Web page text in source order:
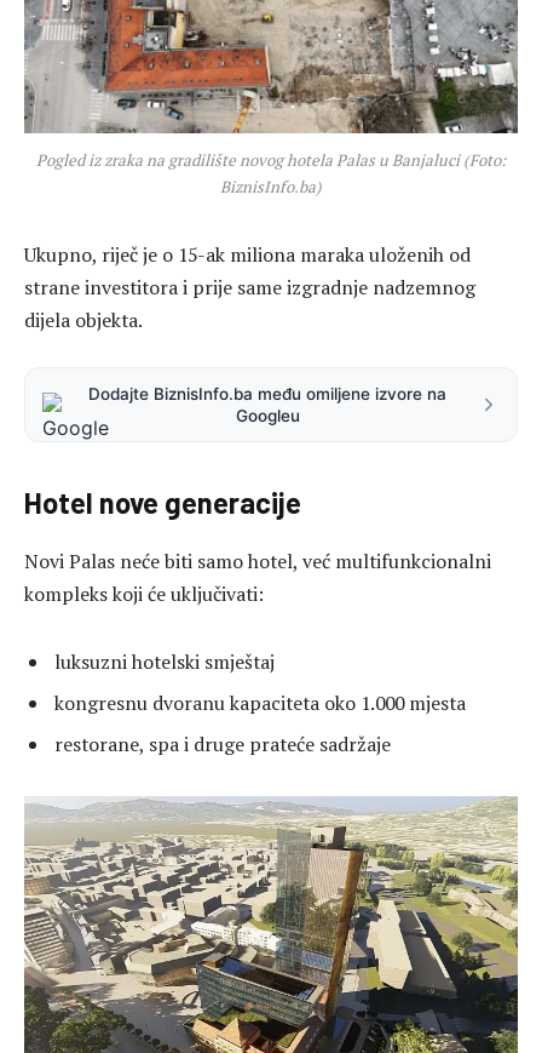
Pogled iz zraka na gradilište novog hotela Palas u Banjaluci (Foto:
BiznisInfo.ba)
Ukupno, riječ je o 15-ak miliona maraka uloženih od
strane investitora i prije same izgradnje nadzemnog
dijela objekta.
Dodajte BiznisInfo.ba među omiljene izvore na
Googleu
Hotel nove generacije
Novi Palas neće biti samo hotel, već multifunkcionalni
kompleks koji će uključivati:
luksuzni hotelski smještaj
kongresnu dvoranu kapaciteta oko 1.000 mjesta
restorane, spa i druge prateće sadržaje